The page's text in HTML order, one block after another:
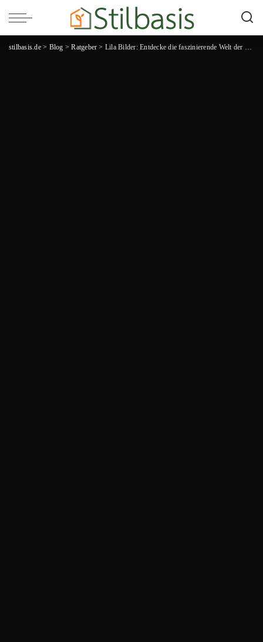
stilbasis.de> Blog >Ratgeber > Lila Bilder: Entdecke die faszinierende Welt der Farbvielfalt